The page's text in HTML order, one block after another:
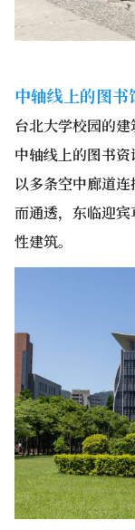
中轴线上的图书
台北大学校园的
中轴线上的图书资
以多条空中廊道
而通透，东临迎
性建筑。